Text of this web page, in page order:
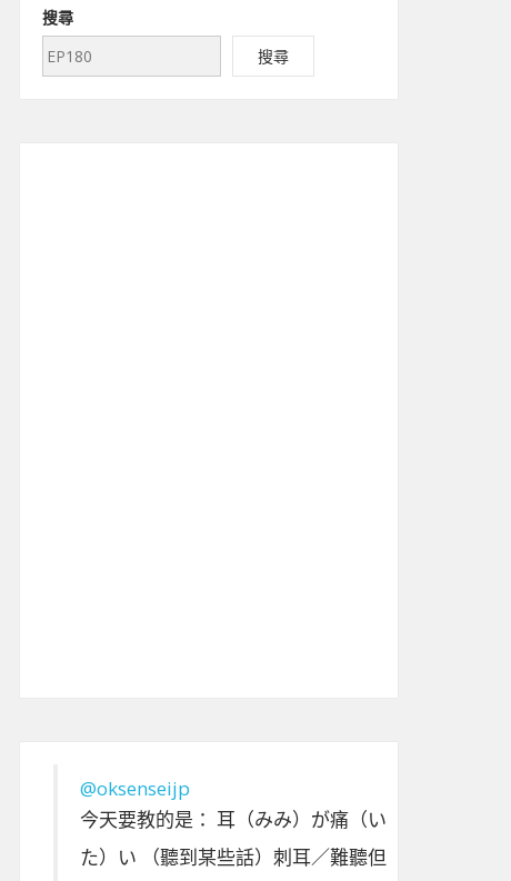
搜尋
搜尋
@oksenseijp
今天要教的是： 耳（みみ）が痛（い
た）い （聽到某些話）刺耳／難聽但